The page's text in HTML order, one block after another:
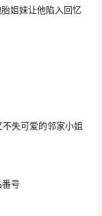
姐妹让他陷入回忆
不失可爱的邻家小姐
番号